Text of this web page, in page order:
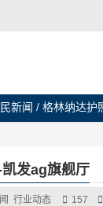
新闻 / 格林纳达护
发ag旗舰厅
行业动态 157